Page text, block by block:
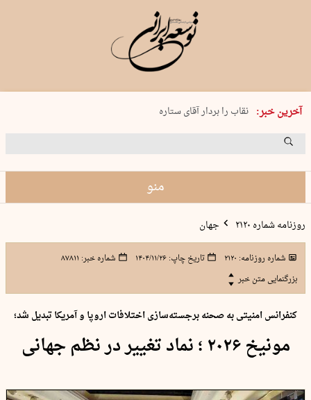
آخرین خبر:
پنجشنبه 15 مرداد 1405 شماره 2243
نقاب را بردار آقای ستاره
کدام فوتبال؟
منو
روزنامه شماره ۲۱۲۰ جهان
شماره روزنامه: ۲۱۲۰ تاریخ چاپ:۱۴۰۴/۱۱/۲۶ شماره خبر: ۸۷۸۱۱
بزرگنمایی متن خبر
کنفرانس امنیتی به صحنه برجسته‌سازی اختلافات اروپا و آمریکا تبدیل شد؛
مونیخ ۲۰۲۶ ؛ ‌نماد تغییر در نظم جهانی